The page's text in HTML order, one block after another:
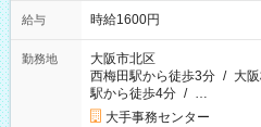
給与 時給1600円
勤務地
大阪市北区
西梅田駅から徒歩3分 / 大
駅から徒歩4分 / …
大手事務センター